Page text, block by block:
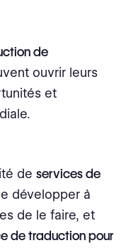
de
ouvrir leurs
et
de services de
développer à
de le faire, et
de traduction pour